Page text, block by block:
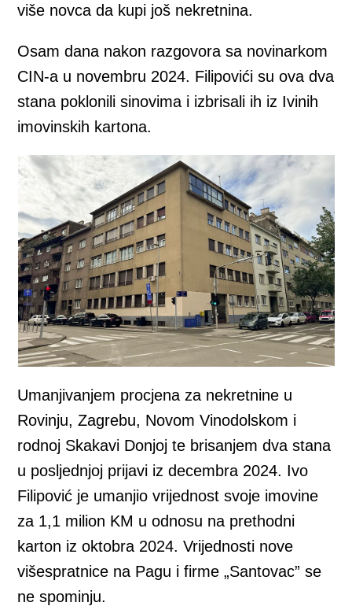
više novca da kupi još nekretnina.
Osam dana nakon razgovora sa novinarkom
CIN-a u novembru 2024. Filipovići su ova dva
stana poklonili sinovima i izbrisali ih iz Ivinih
imovinskih kartona.
Umanjivanjem procjena za nekretnine u
Rovinju, Zagrebu, Novom Vinodolskom i
rodnoj Skakavi Donjoj te brisanjem dva stana
u posljednjoj prijavi iz decembra 2024. Ivo
Filipović je umanjio vrijednost svoje imovine
za 1,1 milion KM u odnosu na prethodni
karton iz oktobra 2024. Vrijednosti nove
višespratnice na Pagu i firme „Santovac” se
ne spominju.